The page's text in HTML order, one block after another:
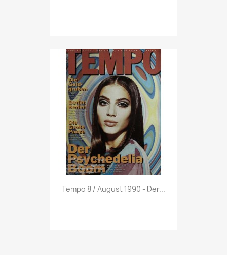
Vorschau
Tempo 8 / August 1990 - Der...